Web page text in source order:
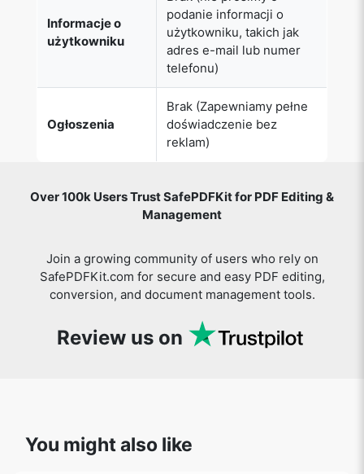
Informacje o
użytkowniku
podanie informacji o
użytkowniku, takich jak
adres e-mail lub numer
telefonu)
Ogłoszenia
Brak (Zapewniamy pełne
doświadczenie bez
reklam)
Over 100k Users Trust SafePDFKit for PDF Editing &
Management
Join a growing community of users who rely on
SafePDFKit.com for secure and easy PDF editing,
conversion, and document management tools.
Review us on
You might also like